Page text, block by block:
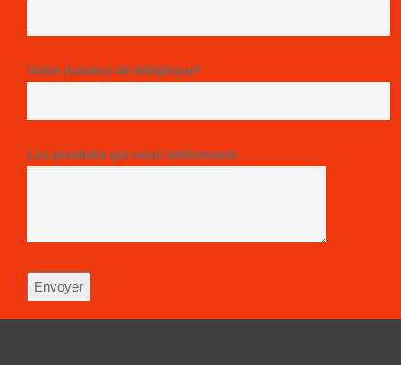
Votre numéro de téléphone*
Les produits qui vous intéressent